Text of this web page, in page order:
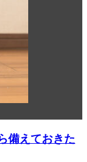
備えておきた